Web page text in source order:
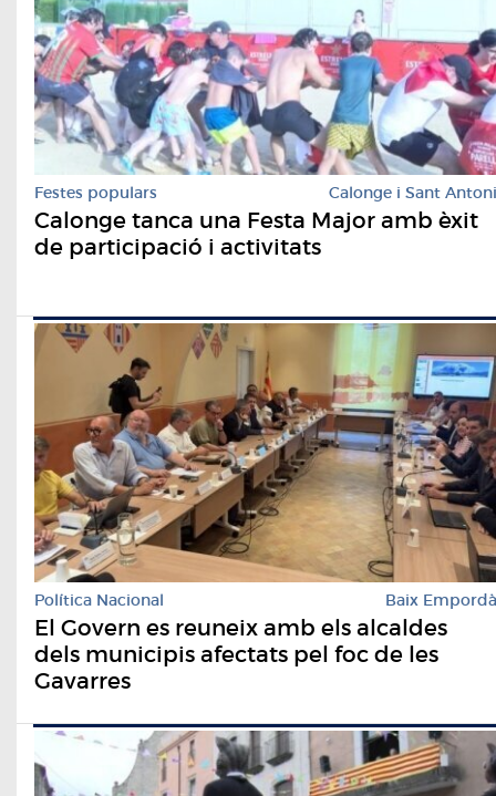
Festes populars Calonge i Sant Antoni
Calonge tanca una Festa Major amb èxit
de participació i activitats
Política Nacional Baix Empordà
​El Govern es reuneix amb els alcaldes
dels municipis afectats pel foc de les
Gavarres